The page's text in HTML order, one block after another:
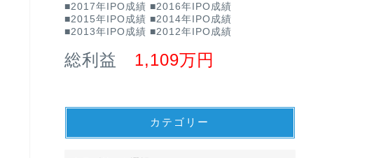
■2017年IPO成績 ■2016年IPO成績
■2015年IPO成績 ■2014年IPO成績
■2013年IPO成績 ■2012年IPO成績
総利益 1,109万円
カテゴリー